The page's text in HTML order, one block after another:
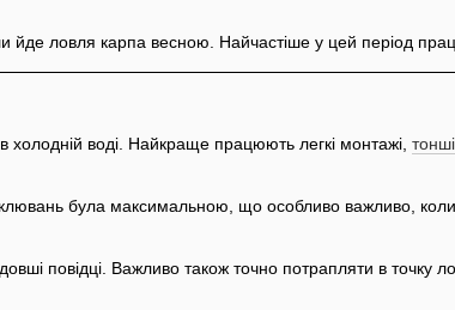
ловля карпа весною. Найчастіше у цей період
холодній воді. Найкраще працюють легкі монтажі,
клювань була максимальною, що особливо важливо,
повідці. Важливо також точно потрапляти в точку